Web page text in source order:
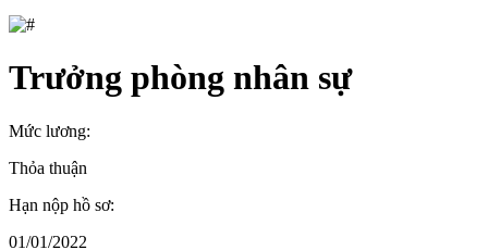
Trưởng phòng nhân sự
Mức lương:
Thỏa thuận
Hạn nộp hồ sơ:
01/01/2022